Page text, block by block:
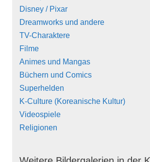
Disney / Pixar
Dreamworks und andere
TV-Charaktere
Filme
Animes und Mangas
Büchern und Comics
Superhelden
K-Culture (Koreanische Kultur)
Videospiele
Religionen